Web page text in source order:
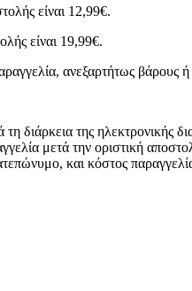
είναι 12,99€.
είναι 19,99€.
ανεξαρτήτως βάρους
διάρκεια της ηλεκτρονικής
μετά την οριστική
και κόστος